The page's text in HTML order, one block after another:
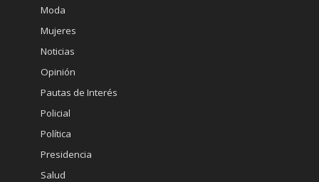
Moda
Mujeres
Noticias
Opinión
Pautas de Interés
Policial
Política
Presidencia
Salud